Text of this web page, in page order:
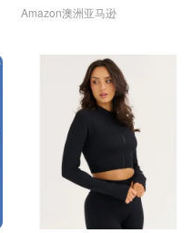
Amazon澳洲亚马逊